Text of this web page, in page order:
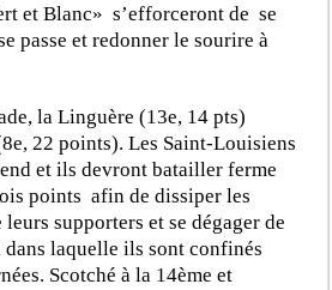
et Blanc» s’efforceront de se
passe et redonner le sourire à
la Linguère (13e, 14 pts)
22 points). Les Saint-Louisiens
et ils devront batailler ferme
points afin de dissiper les
supporters et se dégager de
laquelle ils sont confinés
Scotché à la 14ème et